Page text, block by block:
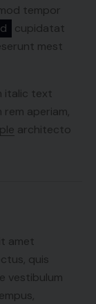
tempor
cupidatat
mest
italic text
aperiam,
architecto
amet
quis
vestibulum